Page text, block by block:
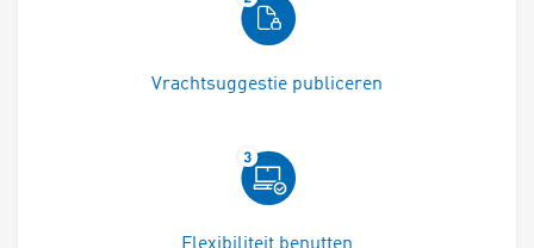
Vrachtsuggestie publiceren